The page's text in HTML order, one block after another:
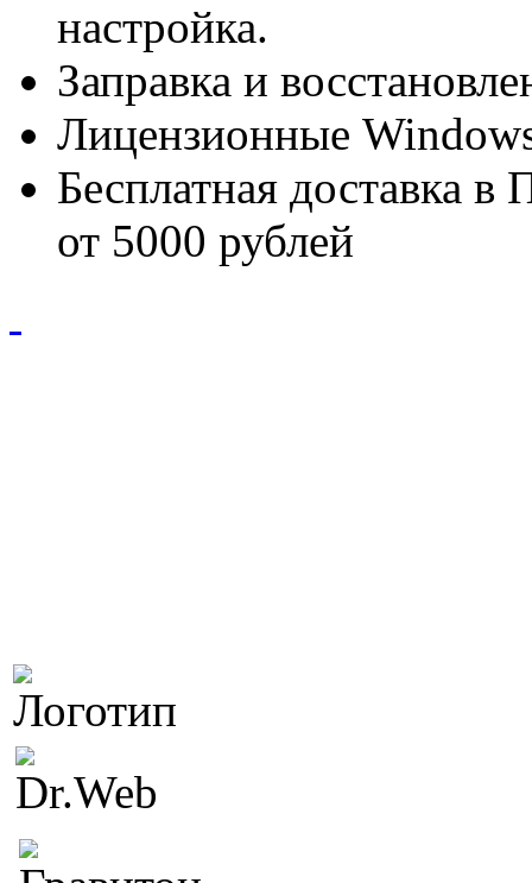
настройка.
Заправка и
Лицензионные
Бесплатная доставка в
от 5000 рублей